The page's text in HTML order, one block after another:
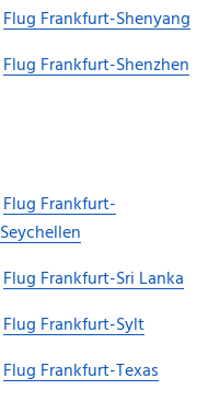
Flug Frankfurt-Shenyang
Flug Frankfurt-Shenzhen
Flug Frankfurt-
Seychellen
Flug Frankfurt-Sri Lanka
Flug Frankfurt-Sylt
Flug Frankfurt-Texas